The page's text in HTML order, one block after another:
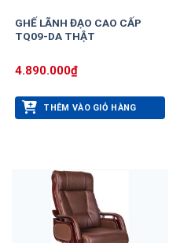
GHẾ LÃNH ĐẠO CAO CẤP
TQ09-DA THẬT
4.890.000₫
THÊM VÀO GIỎ HÀNG